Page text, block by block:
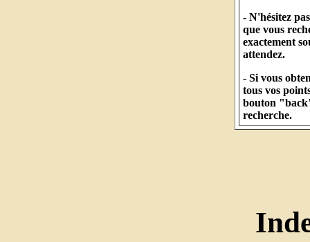
- N'hésitez
que vous
exactement
attendez.
- Si vous
tous vos
bouton
recherche.